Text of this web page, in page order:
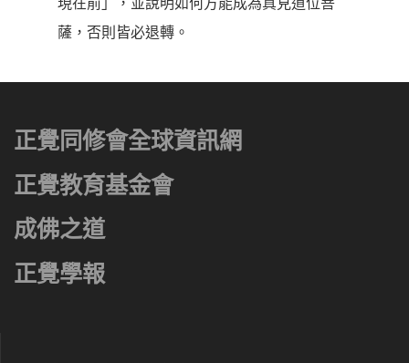
現在前」，並說明如何方能成為真見道位菩
薩，否則皆必退轉。
正覺同修會全球資訊網
正覺教育基金會
成佛之道
正覺學報